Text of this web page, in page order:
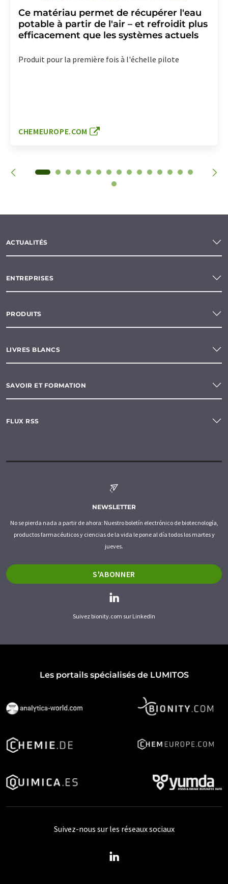
Ce matériau permet de récupérer l'eau
potable à partir de l'air – et refroidit plus
efficacement que les systèmes actuels
Produit pour la première fois à l'échelle pilote
CHEMEUROPE.COM
ACTUALITÉS
ENTREPRISES
PRODUITS
LIVRES BLANCS
SAVOIR ET FORMATION
FLUX RSS
NEWSLETTER
No se pierda nada a partir de ahora: Nuestro boletín electrónico de biotecnología,
productos farmacéuticos y ciencias de la vida le pone al día todos los martes y
jueves.
S'ABONNER
Suivez bionity.com sur LinkedIn
Les portails spécialisés de LUMITOS
Suivez-nous sur les réseaux sociaux